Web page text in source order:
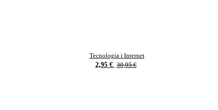
Tecnologia i Internet
2,95 € 30,95 €